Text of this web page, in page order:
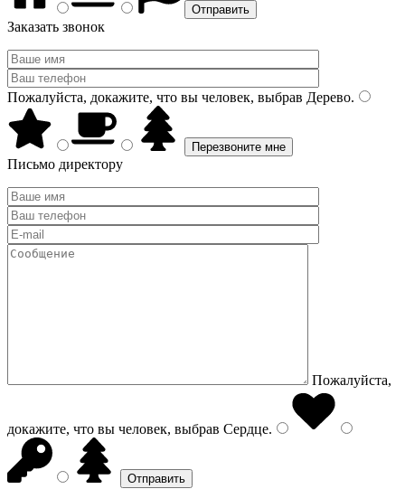
Заказать звонок
Пожалуйста, докажите, что вы человек, выбрав Дерево.
Письмо директору
Пожалуйста,
докажите, что вы человек, выбрав Сердце.